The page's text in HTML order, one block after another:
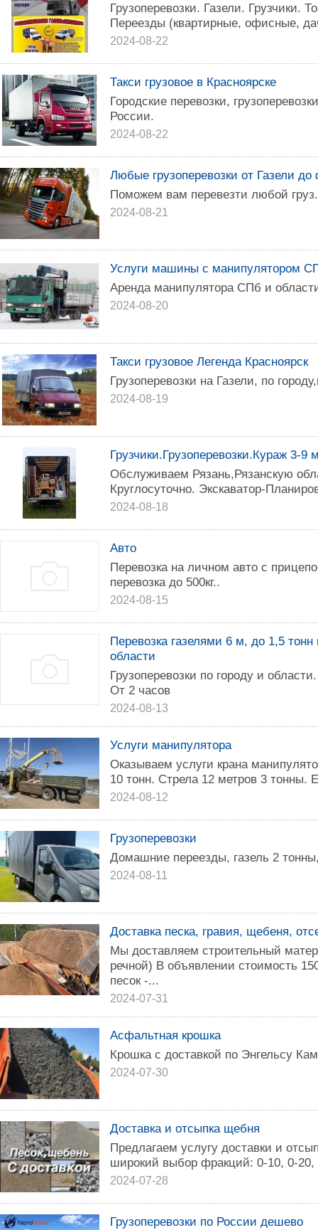
Грузоперевозки. Газели. Грузчики.
Переезды (квартирные, офисные,
2024-08-22
Такси грузовое в Красноярске
Городские перевозки,
России.
2024-08-22
Любые грузоперевозки от Газели
Поможем вам перевезти любой груз.
2024-08-21
Услуги машины с манипулятором
Аренда манипулятора СПб и
2024-08-20
Такси грузовое Легенда Красноярск
Грузоперевозки на Газели, по
2024-08-19
Грузчики.Грузоперевозки.Кураж 3-9
Обслуживаем Рязань,Рязанскую
Круглосуточно. Экскаватор-
2024-08-18
Авто
Перевозка на личном авто с
перевозка до 500кг..
2024-08-15
Перевозка газелями 6 м, до 1,5
области
Грузоперевозки по городу и
От 2 часов
2024-08-13
Услуги манипулятора
Оказываем услуги крана
10 тонн. Стрела 12 метров 3 тонны.
2024-08-12
Грузоперевозки
Домашние переезды, газель 2
2024-08-11
Доставка песка, гравия, щебеня,
Мы доставляем строительный
речной) В объявлении стоимость
песок -...
2024-07-31
Асфальтная крошка
Крошка с доставкой по Энгельсу
2024-07-30
Доставка и отсыпка щебня
Предлагаем услугу доставки и
широкий выбор фракций: 0-10, 0-20,
2024-07-28
Грузоперевозки по России дешево